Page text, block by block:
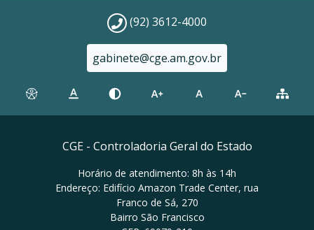
(92) 3612-4000
gabinete@cge.am.gov.br
CGE - Controladoria Geral do Estado
Horário de atendimento: 8h às 14h
Endereço: Edifício Amazon Trade Center, rua
Franco de Sá, 270
Bairro São Francisco